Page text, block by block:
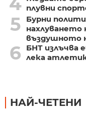
плувни
5
Бурни
нахлуването
въздушното
6
БНТ излъчва
лека
НАЙ-ЧЕТЕНИ